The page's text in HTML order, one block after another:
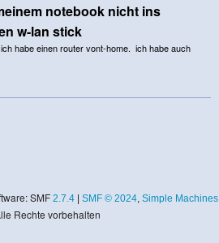
notebook nicht ins
w-lan stick
habe einen router vont-home. ich habe auch
SMF 2.7.4| SMF © 2024, Simple Machines
Rechte vorbehalten